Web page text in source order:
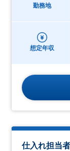
勤務地
想定年収
仕入れ担当